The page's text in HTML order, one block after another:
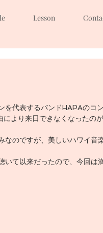
Lesson
代表するバンドHAPAのコ
より来日できなくなったの
のですが、美しいハワイ音
て以来だったので、今回は